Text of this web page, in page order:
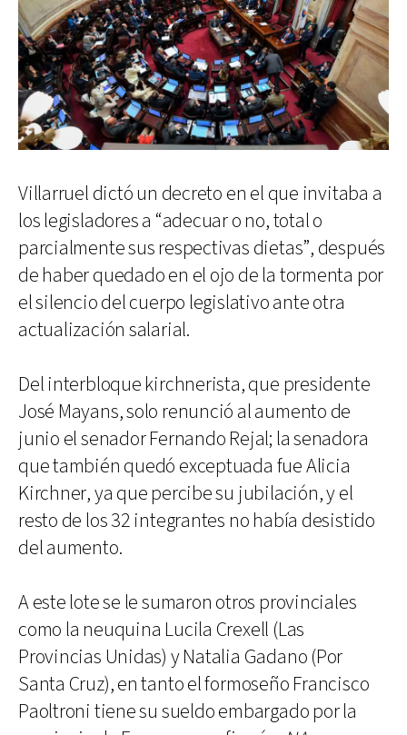
Villarruel dictó un decreto en el que invitaba a
los legisladores a “adecuar o no, total o
parcialmente sus respectivas dietas”, después
de haber quedado en el ojo de la tormenta por
el silencio del cuerpo legislativo ante otra
actualización salarial.
Del interbloque kirchnerista, que presidente
José Mayans, solo renunció al aumento de
junio el senador Fernando Rejal; la senadora
que también quedó exceptuada fue Alicia
Kirchner, ya que percibe su jubilación, y el
resto de los 32 integrantes no había desistido
del aumento.
A este lote se le sumaron otros provinciales
como la neuquina Lucila Crexell (Las
Provincias Unidas) y Natalia Gadano (Por
Santa Cruz), en tanto el formoseño Francisco
Paoltroni tiene su sueldo embargado por la